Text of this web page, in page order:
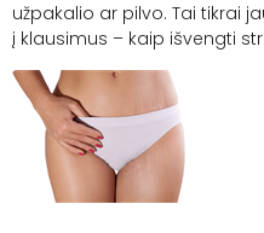
užpakalio ar pilvo. Tai tikrai
į klausimus – kaip išvengti